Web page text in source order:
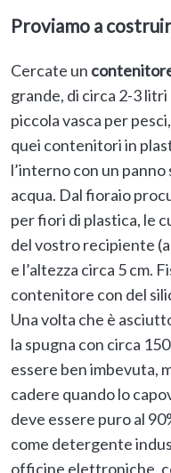
Proviamo a
Cercate un
grande, di circa 2-3
piccola vasca per
quei contenitori in
l’interno con un
acqua. Dal fioraio
per fiori di plastica, le
del vostro recipiente
e l’altezza circa 5 cm.
contenitore con del
Una volta che è
la spugna con circa
essere ben imbevuta,
cadere quando lo
deve essere puro al
come detergente
officine elettroniche,